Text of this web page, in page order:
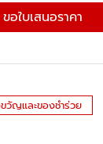
ขอใบเสนอราคา
วัญและของชำร่วย